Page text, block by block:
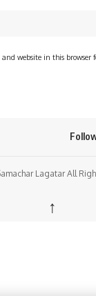
and website in this browser
Lagatar All
↑